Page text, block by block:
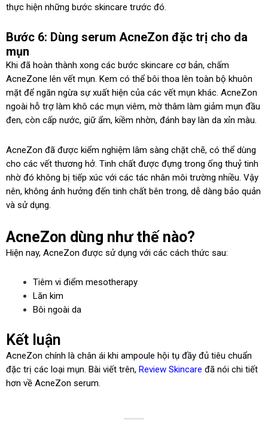
thực hiện những bước skincare trước đó.
Bước 6: Dùng serum AcneZon đặc trị cho da
mụn
Khi đã hoàn thành xong các bước skincare cơ bản, chấm
AcneZone lên vết mụn. Kem có thể bôi thoa lên toàn bộ khuôn
mặt để ngăn ngừa sự xuất hiện của các vết mụn khác. AcneZon
ngoài hỗ trợ làm khô các mụn viêm, mờ thâm làm giảm mụn đầu
đen, còn cấp nước, giữ ẩm, kiềm nhờn, đánh bay làn da xỉn màu.
AcneZon đã được kiểm nghiệm lâm sàng chặt chẽ, có thể dùng
cho các vết thương hở. Tinh chất được đựng trong ống thuỷ tinh
nhờ đó không bị tiếp xúc với các tác nhân môi trường nhiều. Vậy
nên, không ảnh hưởng đến tinh chất bên trong, dễ dàng bảo quản
và sử dụng.
AcneZon dùng như thế nào?
Hiện nay, AcneZon được sử dụng với các cách thức sau:
Tiêm vi điểm mesotherapy
Lăn kim
Bôi ngoài da
Kết luận
AcneZon chính là chân ái khi ampoule hội tụ đầy đủ tiêu chuẩn
đặc trị các loại mụn. Bài viết trên, Review Skincare đã nói chi tiết
hơn về AcneZon serum.